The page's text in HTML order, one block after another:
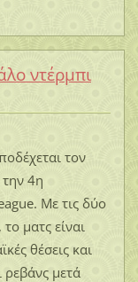
ντέρμπι
τον
4η
Με τις δύο
ματς είναι
θέσεις και
μετά